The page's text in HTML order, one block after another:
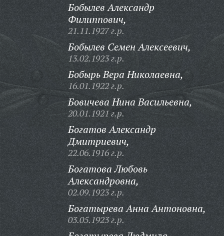
Бобылев Александр
Филиппович,
21.11.1927 г.р.
Бобылев Семен Алексеевич,
13.02.1923 г.р.
Бобырь Вера Николаевна,
16.01.1922 г.р.
Бовичева Нина Васильевна,
20.01.1921 г.р.
Богатов Александр
Дмитриевич,
22.06.1916 г.р.
Богатова Любовь
Александровна,
02.09.1923 г.р.
Богатырева Анна Антоновна,
03.05.1923 г.р.